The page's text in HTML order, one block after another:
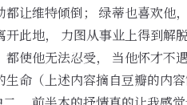
让维特倾倒； 绿蒂也喜欢他
此地， 力图从事业上得到解
使他无法忍受， 当他怀才不
命（上述内容摘自豆瓣的内容